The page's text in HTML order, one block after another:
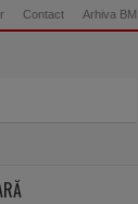
Contact Arhiva BM